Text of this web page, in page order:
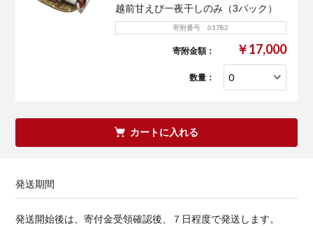
越前甘えび一夜干しのみ（3パック）
寄附番号 61782
寄附金額： ￥17,000
数量：
カートに入れる
発送期間
発送開始後は、寄付金受領確認後、７日程度で発送します。